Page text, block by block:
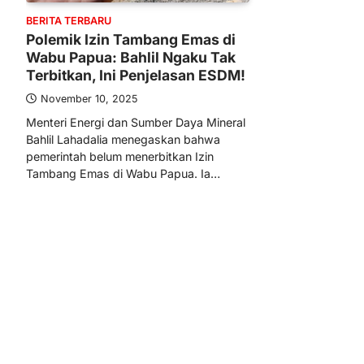
BERITA TERBARU
Polemik Izin Tambang Emas di
Wabu Papua: Bahlil Ngaku Tak
Terbitkan, Ini Penjelasan ESDM!
November 10, 2025
Menteri Energi dan Sumber Daya Mineral
Bahlil Lahadalia menegaskan bahwa
pemerintah belum menerbitkan Izin
Tambang Emas di Wabu Papua. Ia…